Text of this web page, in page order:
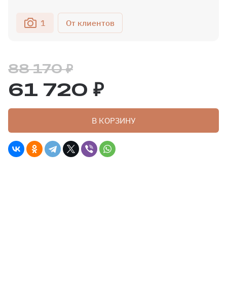
1
88 170 ₽
61 720 ₽
В КОРЗИНУ